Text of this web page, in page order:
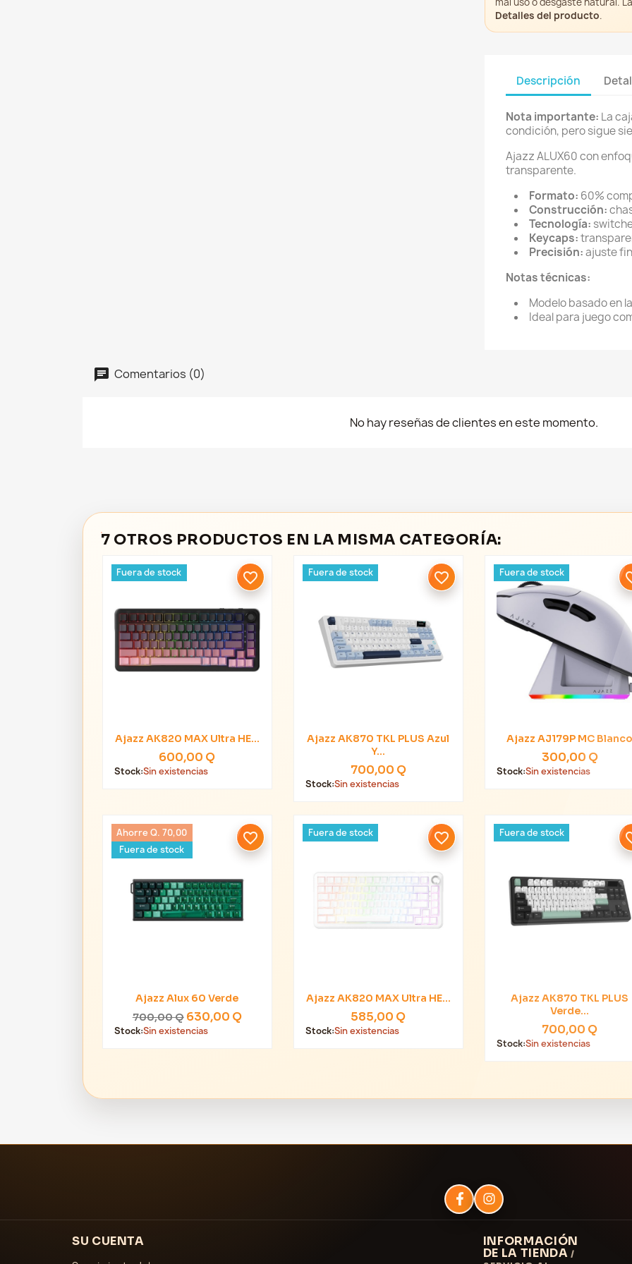
Detalles del producto.
Descripción
Nota importante: La
condición, pero sigue
Ajazz ALUX60 con
transparente.
Formato: 60%
Construcción:
Tecnología:
Keycaps:
Precisión:ajuste
Notas técnicas:
Modelo basado en
Ideal para juego
Comentarios (0)
No hay reseñas de clientes en este momento.
7 OTROS PRODUCTOS EN LA MISMA CATEGORÍA:
Vista rápida
Ajazz AK820 MAX Ultra HE...
600,00 Q
Stock:Sin existencias
Fuera de stock favorite_border
Vista rápida
Ajazz AK870 TKL PLUS Azul
Y...
700,00 Q
Stock:Sin existencias
Fuera de stock favorite_border
Vista rápida
Ajazz AJ179P MC Blanco
300,00 Q
Stock:Sin existencias
Fuera de stock
Vista rápida
Ajazz Alux 60 Verde
700,00 Q 630,00 Q
Stock:Sin existencias
Ahorre Q. 70,00
Fuera de stock
favorite_border
Vista rápida
Ajazz AK820 MAX Ultra HE...
585,00 Q
Stock:Sin existencias
Fuera de stock favorite_border
Vista rápida
Ajazz AK870 TKL PLUS
Verde...
700,00 Q
Stock:Sin existencias
Fuera de stock
SU CUENTA
INFORMACIÓN
DE LA TIENDA